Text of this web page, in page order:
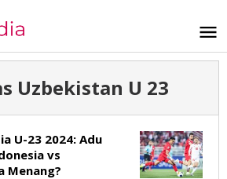
Uzbekistan U 23
U-23 2024: Adu
vs
Menang?